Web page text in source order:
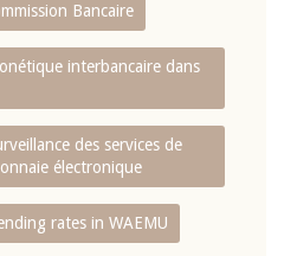
Bancaire
interbancaire dans
des services de
électronique
rates in WAEMU